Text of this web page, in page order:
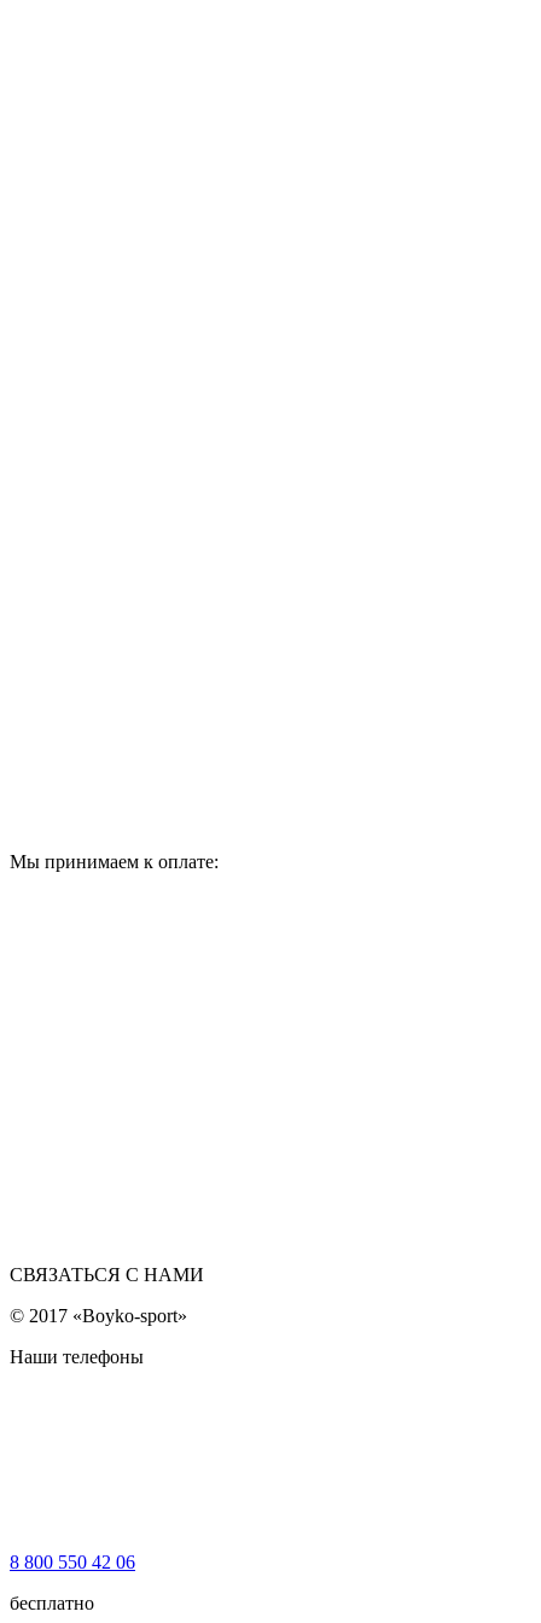
Мы принимаем к оплате:
СВЯЗАТЬСЯ С НАМИ
© 2017 «Boyko-sport»
Наши телефоны
8 800 550 42 06
бесплатно